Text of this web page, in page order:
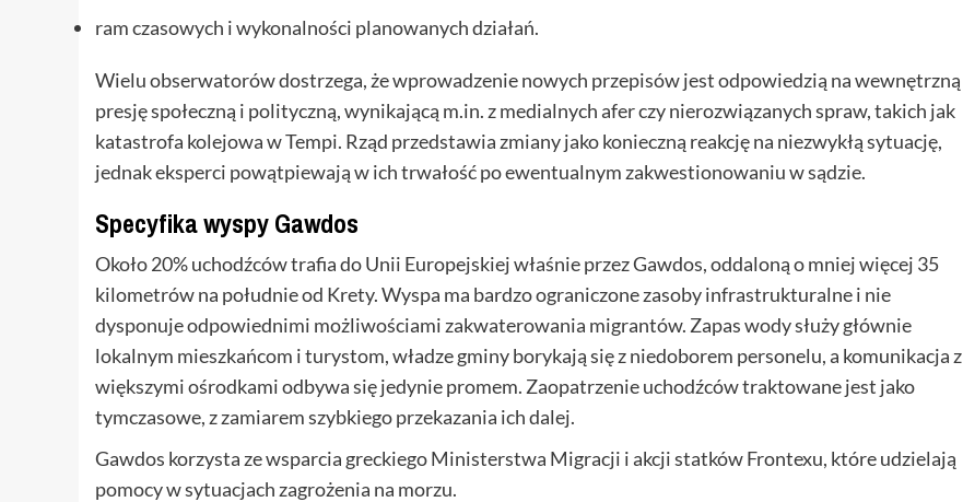
ram czasowych i wykonalności planowanych działań.
Wielu obserwatorów dostrzega, że wprowadzenie nowych przepisów jest odpowiedzią na wewnętrzną
presję społeczną i polityczną, wynikającą m.in. z medialnych afer czy nierozwiązanych spraw, takich jak
katastrofa kolejowa w Tempi. Rząd przedstawia zmiany jako konieczną reakcję na niezwykłą sytuację,
jednak eksperci powątpiewają w ich trwałość po ewentualnym zakwestionowaniu w sądzie.
Specyfika wyspy Gawdos
Około 20% uchodźców trafia do Unii Europejskiej właśnie przez Gawdos, oddaloną o mniej więcej 35
kilometrów na południe od Krety. Wyspa ma bardzo ograniczone zasoby infrastrukturalne i nie
dysponuje odpowiednimi możliwościami zakwaterowania migrantów. Zapas wody służy głównie
lokalnym mieszkańcom i turystom, władze gminy borykają się z niedoborem personelu, a komunikacja z
większymi ośrodkami odbywa się jedynie promem. Zaopatrzenie uchodźców traktowane jest jako
tymczasowe, z zamiarem szybkiego przekazania ich dalej.
Gawdos korzysta ze wsparcia greckiego Ministerstwa Migracji i akcji statków Frontexu, które udzielają
pomocy w sytuacjach zagrożenia na morzu.